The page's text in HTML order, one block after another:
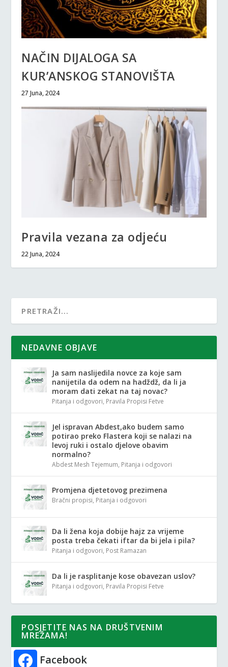
NAČIN DIJALOGA SA
KUR’ANSKOG STANOVIŠTA
27 Juna, 2024
Pravila vezana za odjeću
22 Juna, 2024
NEDAVNE OBJAVE
Ja sam naslijedila novce za koje sam
nanijetila da odem na hadždž, da li ja
moram dati zekat na taj novac?
Pitanja i odgovori, Pravila Propisi Fetve
Jel ispravan Abdest,ako budem samo
potirao preko Flastera koji se nalazi na
levoj ruki i ostalo djelove obavim
normalno?
Abdest Mesh Tejemum, Pitanja i odgovori
Promjena djetetovog prezimena
Bračni propisi, Pitanja i odgovori
Da li žena koja dobije hajz za vrijeme
posta treba čekati iftar da bi jela i pila?
Pitanja i odgovori, Post Ramazan
Da li je rasplitanje kose obavezan uslov?
Pitanja i odgovori, Pravila Propisi Fetve
POSJETITE NAS NA DRUŠTVENIM
MREŽAMA!
Facebook